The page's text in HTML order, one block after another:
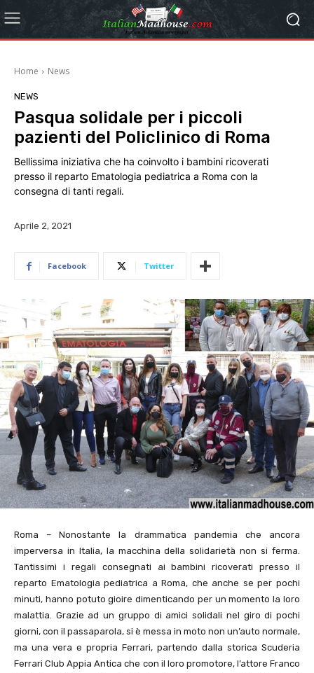
Home News
NEWS
Pasqua solidale per i piccoli
pazienti del Policlinico di Roma
Bellissima iniziativa che ha coinvolto i bambini ricoverati
presso il reparto Ematologia pediatrica a Roma con la
consegna di tanti regali.
Aprile 2, 2021
Facebook Twitter
Roma – Nonostante la drammatica pandemia che ancora
imperversa in Italia, la macchina della solidarietà non si ferma.
Tantissimi i regali consegnati ai bambini ricoverati presso il
reparto Ematologia pediatrica a Roma, che anche se per pochi
minuti, hanno potuto gioire dimenticando per un momento la loro
malattia. Grazie ad un gruppo di amici solidali nel giro di pochi
giorni, con il passaparola, si è messa in moto non un’auto normale,
ma una vera e propria Ferrari, partendo dalla storica Scuderia
Ferrari Club Appia Antica che con il loro promotore, l’attore Franco